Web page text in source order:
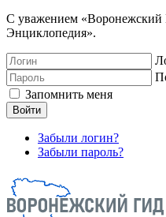
С уважением «Воронежский
Энциклопедия».
Запомнить меня
Войти
Забыли логин?
Забыли пароль?